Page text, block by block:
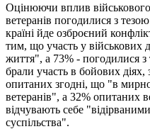
Оцінюючи вплив військового
ветеранів погодилися з
країні йде озброєний
тим, що участь у військових
життя", а 73% - погодилися з
брали участь в бойових діях,
опитаних згодні, що "в
ветеранів", а 32% опитаних
відчувають себе
суспільства".